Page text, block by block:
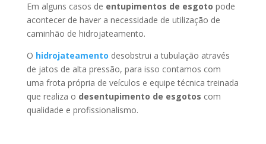
Em alguns casos de entupimentos de esgoto pode
acontecer de haver a necessidade de utilização de
caminhão de hidrojateamento.
O hidrojateamento desobstrui a tubulação através
de jatos de alta pressão, para isso contamos com
uma frota própria de veículos e equipe técnica treinada
que realiza o desentupimento de esgotos com
qualidade e profissionalismo.